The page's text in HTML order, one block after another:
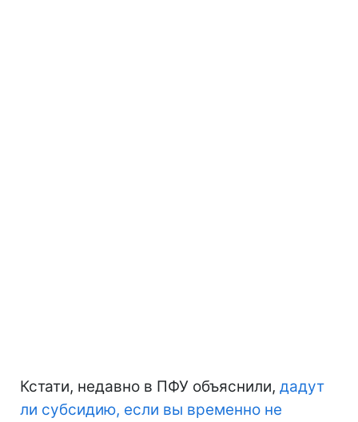
Кстати, недавно в ПФУ объяснили, дадут
ли субсидию, если вы временно не